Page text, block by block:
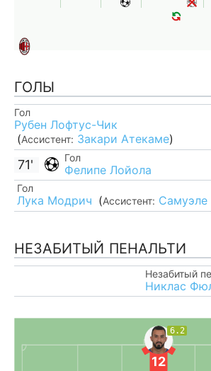
ГОЛЫ
Гол
Рубен Лофтус-Чик
(Ассистент: Закари Атекаме)
Гол
Фелипе Лойола
71'
Гол
Лука Модрич (Ассистент: Самуэле
НЕЗАБИТЫЙ ПЕНАЛЬТИ
Незабитый
Никлас
6.2
12